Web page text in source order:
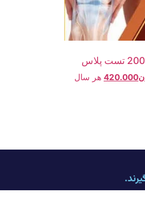
420.000 هر سال